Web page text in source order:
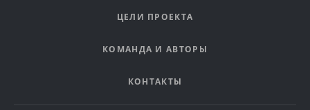
ЦЕЛИ ПРОЕКТА
КОМАНДА И АВТОРЫ
КОНТАКТЫ